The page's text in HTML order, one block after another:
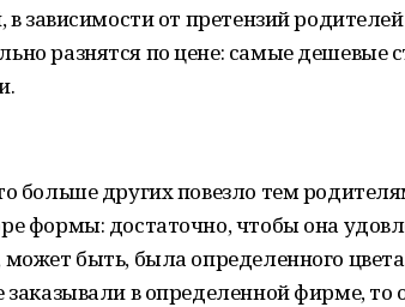
в зависимости от претензий
разнятся по цене: самые дешевые
больше других повезло тем
формы: достаточно, чтобы она
быть, была определенного
заказывали в определенной фирме, то